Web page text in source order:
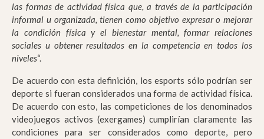
las formas de actividad física que, a través de la participación
informal u organizada, tienen como objetivo expresar o mejorar
la condición física y el bienestar mental, formar relaciones
sociales u obtener resultados en la competencia en todos los
niveles“.
De acuerdo con esta definición, los esports sólo podrían ser
deporte si fueran considerados una forma de actividad física.
De acuerdo con esto, las competiciones de los denominados
videojuegos activos (exergames) cumplirían claramente las
condiciones para ser considerados como deporte, pero